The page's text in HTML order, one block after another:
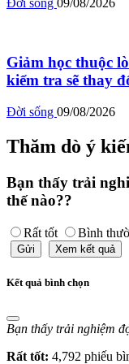
Đời sống 09/08/2026
Giảm học thuộc
kiểm tra sẽ thay
Đời sống 09/08/2026
Thăm dò ý
Bạn thấy trải
thế nào??
Rất tốt Bình
Gửi Xem kết quả
Kết quả bình chọn
Bạn thấy trải nghiệm
Rất tốt: 4,792 phiếu